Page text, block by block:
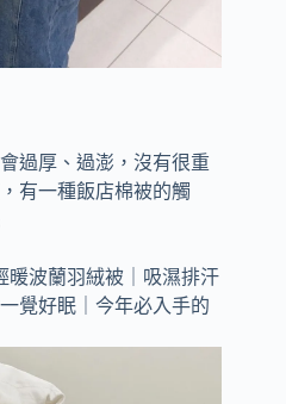
過厚、過澎，沒有很重
有一種飯店棉被的觸